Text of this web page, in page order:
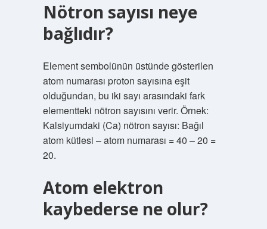
Nötron sayısı neye
bağlıdır?
Element sembolünün üstünde gösterilen
atom numarası proton sayısına eşit
olduğundan, bu iki sayı arasındaki fark
elementteki nötron sayısını verir. Örnek:
Kalsiyumdaki (Ca) nötron sayısı: Bağıl
atom kütlesi – atom numarası = 40 – 20 =
20.
Atom elektron
kaybederse ne olur?